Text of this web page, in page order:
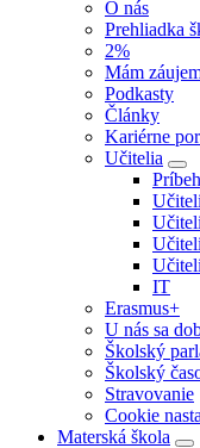
O nás
Prehliadka
2%
Mám
Podkasty
Články
Kariérne
Učitelia
IT
Erasmus+
U nás sa
Školský
Školský
Stravovanie
Cookie
Materská škola